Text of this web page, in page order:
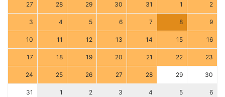
27 28 29 30 31 1 2
3 4 5 6 7 8 9
10 11 12 13 14 15 16
17 18 19 20 21 22 23
24 25 26 27 28 29 30
31 1 2 3 4 5 6